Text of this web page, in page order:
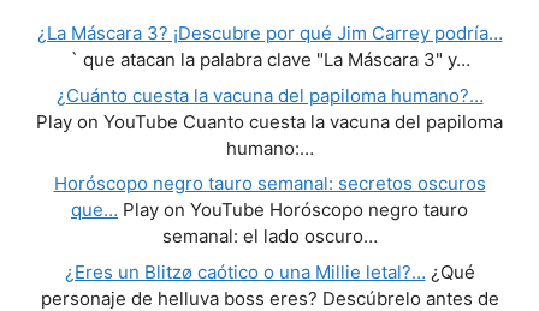
¿La Máscara 3? ¡Descubre por qué Jim Carrey podría…
` que atacan la palabra clave "La Máscara 3" y…
¿Cuánto cuesta la vacuna del papiloma humano?…
Play on YouTube Cuanto cuesta la vacuna del papiloma
humano:…
Horóscopo negro tauro semanal: secretos oscuros
que… Play on YouTube Horóscopo negro tauro
semanal: el lado oscuro…
¿Eres un Blitzø caótico o una Millie letal?… ¿Qué
personaje de helluva boss eres? Descúbrelo antes de